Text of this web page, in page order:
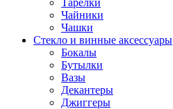
Тарелки
Чайники
Чашки
Стекло и винные аксессуары
Бокалы
Бутылки
Вазы
Декантеры
Джиггеры